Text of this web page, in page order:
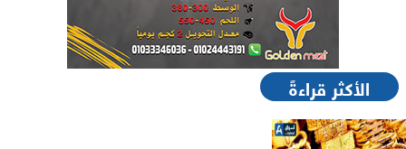
الأكثر قراءةً